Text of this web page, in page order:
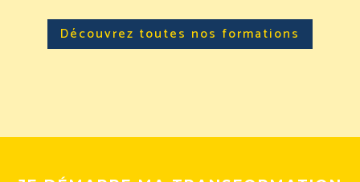
Découvrez toutes nos formations